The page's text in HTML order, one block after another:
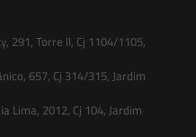
291, Torre II, Cj 1104/1105,
657, Cj 314/315, Jardim
Lima, 2012, Cj 104, Jardim